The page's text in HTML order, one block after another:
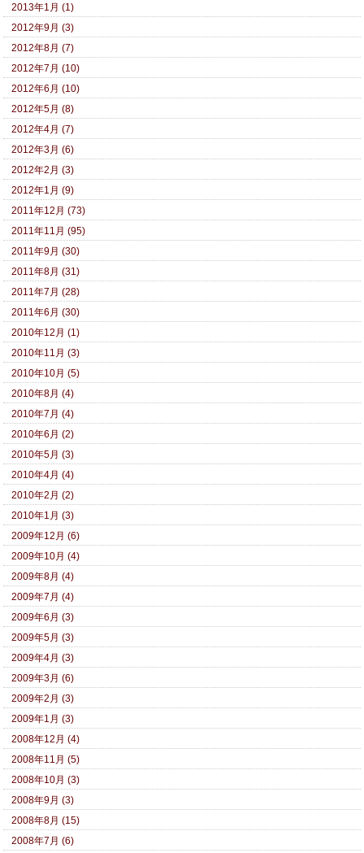
2013年1月 (1)
2012年9月 (3)
2012年8月 (7)
2012年7月 (10)
2012年6月 (10)
2012年5月 (8)
2012年4月 (7)
2012年3月 (6)
2012年2月 (3)
2012年1月 (9)
2011年12月 (73)
2011年11月 (95)
2011年9月 (30)
2011年8月 (31)
2011年7月 (28)
2011年6月 (30)
2010年12月 (1)
2010年11月 (3)
2010年10月 (5)
2010年8月 (4)
2010年7月 (4)
2010年6月 (2)
2010年5月 (3)
2010年4月 (4)
2010年2月 (2)
2010年1月 (3)
2009年12月 (6)
2009年10月 (4)
2009年8月 (4)
2009年7月 (4)
2009年6月 (3)
2009年5月 (3)
2009年4月 (3)
2009年3月 (6)
2009年2月 (3)
2009年1月 (3)
2008年12月 (4)
2008年11月 (5)
2008年10月 (3)
2008年9月 (3)
2008年8月 (15)
2008年7月 (6)